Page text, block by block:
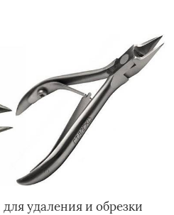
удаления и обрезки